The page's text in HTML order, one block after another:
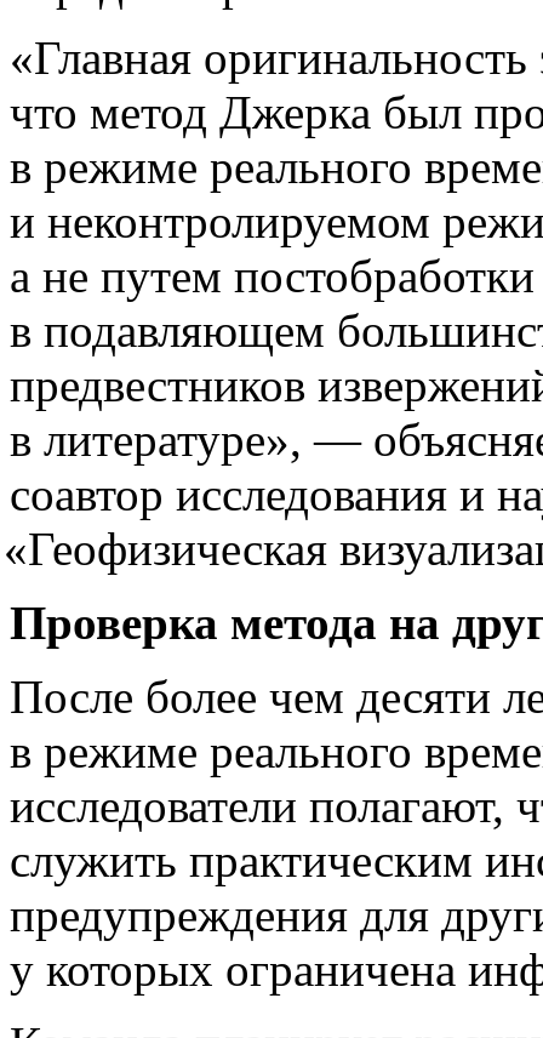
«Главная
что метод Джерка был
в режиме реального
и неконтролируемом
а не путем
в подавляющем
предвестников
в литературе», —
соавтор исследования и
«Геофизическая
Проверка метода на
После более чем десяти
в режиме реального
исследователи
служить практическим
предупреждения для
у которых ограничена